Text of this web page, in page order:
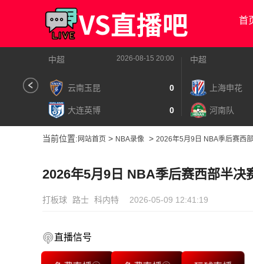
首
中超 2026-08-15 20:00
云南玉昆 0
大连英博 0
中超
上海申花
河南队
当前位置: 网站首页 > NBA录像 > 2026年5月9日 NBA季后赛西
2026年5月9日 NBA季后赛西部半
打板球 路士 科内特 2026-05-09 12:41:19
直播信号